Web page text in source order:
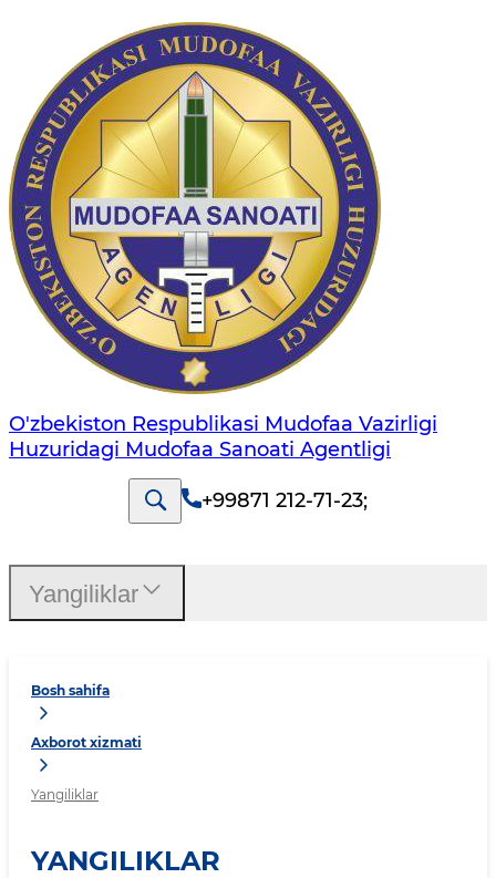
O'zbekiston Respublikasi Mudofaa Vazirligi
Huzuridagi Mudofaa Sanoati Agentligi
+99871 212-71-23;
Bosh sahifa
Axborot xizmati
Yangiliklar
YANGILIKLAR
Yangiliklar